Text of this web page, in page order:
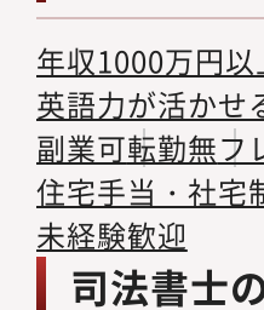
年収1000万円以
英語力が活かせ
副業可転勤無フ
住宅手当・社宅
未経験歓迎
司法書士